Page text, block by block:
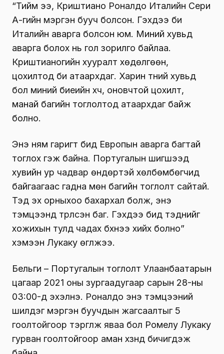
“Тийм ээ, Криштиано Роналдо Италийн Сери
А-гийн мэргэн бууч болсон. Гэхдээ би
Италийн аварга болсон юм. Миний хувьд
аварга болох нь гол зорилго байлаа.
Криштианогийн хууралт хөдөлгөөн,
цохилтод би атаархдаг. Харин түүний хувьд
бол миний биеийн хүч, оновчтой цохилт,
манай багийн тоглолтод атаархдаг байж
болно.
Энэ ням гаригт бид Европын аварга багтай
тоглох гэж байна. Португалын шигшээд
хувийн ур чадвар өндөртэй хөлбөмбөгчид
байгаагаас гадна мөн багийн тоглолт сайтай.
Тэд эх орныхоо бахархал болж, энэ
тэмцээнд түрүүлсэн баг. Гэхдээ бид тэднийг
хожихын тулд чадах бүхнээ хийх болно”
хэмээн Лукаку өгүүлжээ.
Бельги – Португалын тоглолт Улаанбаатарын
цагаар 2021 оны зургаадугаар сарын 28-ны
03:00-д эхэлнэ. Роналдо энэ тэмцээний
шилдэг мэргэн буучдын жагсаалтыг 5
гоолтойгоор тэргүүлж яваа бол Ромелу Лукаку
гурван гоолтойгоор аман хүзүүнд бичигдэж